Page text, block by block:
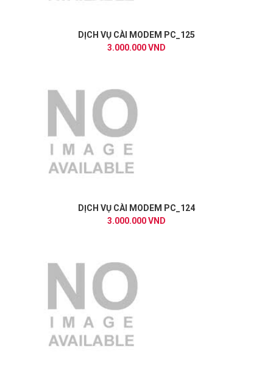
DỊCH VỤ CÀI MODEM PC_125
3.000.000 VND
DỊCH VỤ CÀI MODEM PC_124
3.000.000 VND